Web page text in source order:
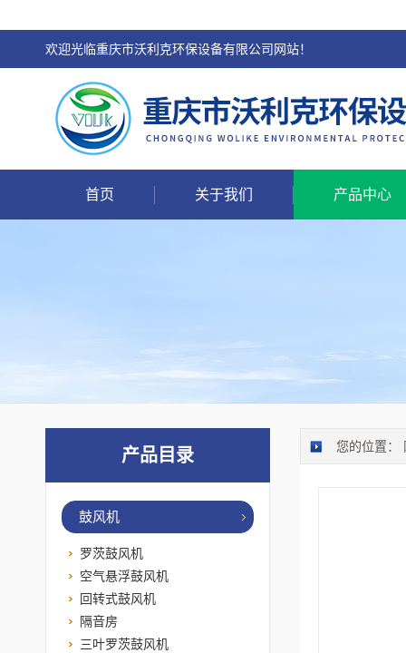
欢迎光临重庆市沃利克环保设备有限公司网站！
首页 关于我们 产品中心
您的位置：
产品目录
鼓风机
罗茨鼓风机
空气悬浮鼓风机
回转式鼓风机
隔音房
三叶罗茨鼓风机